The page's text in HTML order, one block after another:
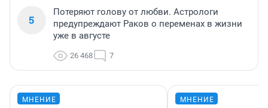
5
Потеряют голову от любви. Астрологи
предупреждают Раков о переменах в жизни
уже в августе
26 468 7
МНЕНИЕ МНЕНИЕ